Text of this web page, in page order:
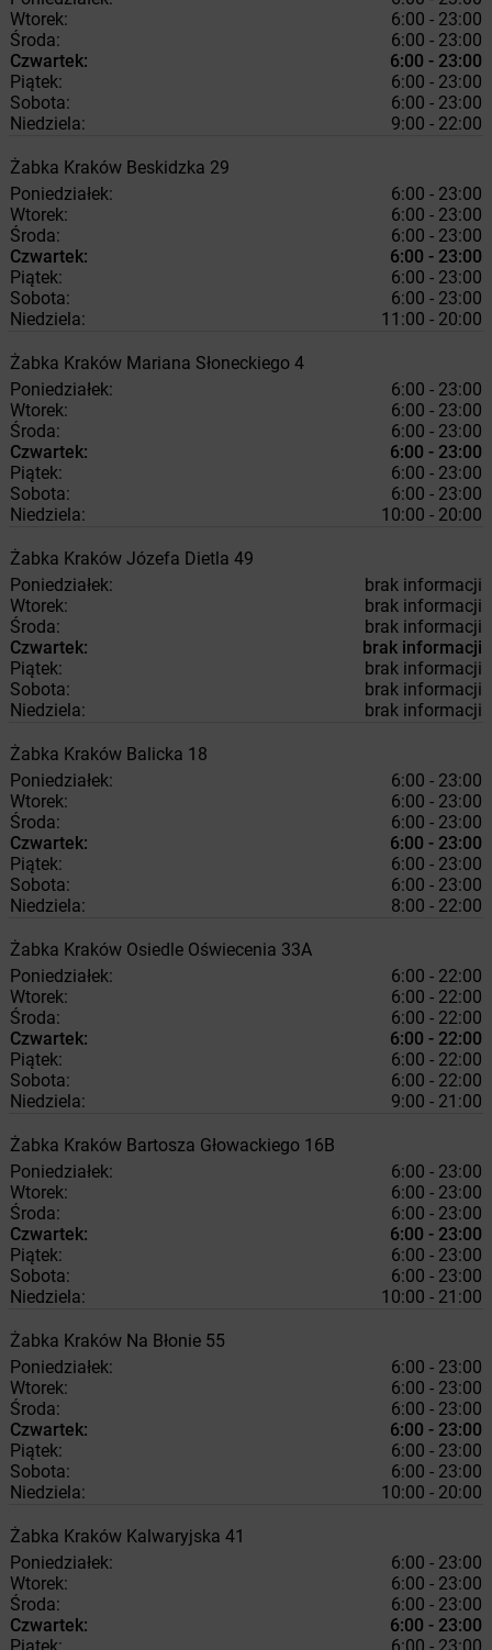
Wtorek:
6:00 - 23:00
Środa:
6:00 - 23:00
Czwartek:
6:00 - 23:00
Piątek:
6:00 - 23:00
Sobota:
6:00 - 23:00
Niedziela:
9:00 - 22:00
Żabka Kraków Beskidzka 29
Poniedziałek:
6:00 - 23:00
Wtorek:
6:00 - 23:00
Środa:
6:00 - 23:00
Czwartek:
6:00 - 23:00
Piątek:
6:00 - 23:00
Sobota:
6:00 - 23:00
Niedziela:
11:00 - 20:00
Żabka Kraków Mariana Słoneckiego 4
Poniedziałek:
6:00 - 23:00
Wtorek:
6:00 - 23:00
Środa:
6:00 - 23:00
Czwartek:
6:00 - 23:00
Piątek:
6:00 - 23:00
Sobota:
6:00 - 23:00
Niedziela:
10:00 - 20:00
Żabka Kraków Józefa Dietla 49
Poniedziałek:
brak informacji
Wtorek:
brak informacji
Środa:
brak informacji
Czwartek:
brak informacji
Piątek:
brak informacji
Sobota:
brak informacji
Niedziela:
brak informacji
Żabka Kraków Balicka 18
Poniedziałek:
6:00 - 23:00
Wtorek:
6:00 - 23:00
Środa:
6:00 - 23:00
Czwartek:
6:00 - 23:00
Piątek:
6:00 - 23:00
Sobota:
6:00 - 23:00
Niedziela:
8:00 - 22:00
Żabka Kraków Osiedle Oświecenia 33A
Poniedziałek:
6:00 - 22:00
Wtorek:
6:00 - 22:00
Środa:
6:00 - 22:00
Czwartek:
6:00 - 22:00
Piątek:
6:00 - 22:00
Sobota:
6:00 - 22:00
Niedziela:
9:00 - 21:00
Żabka Kraków Bartosza Głowackiego 16B
Poniedziałek:
6:00 - 23:00
Wtorek:
6:00 - 23:00
Środa:
6:00 - 23:00
Czwartek:
6:00 - 23:00
Piątek:
6:00 - 23:00
Sobota:
6:00 - 23:00
Niedziela:
10:00 - 21:00
Żabka Kraków Na Błonie 55
Poniedziałek:
6:00 - 23:00
Wtorek:
6:00 - 23:00
Środa:
6:00 - 23:00
Czwartek:
6:00 - 23:00
Piątek:
6:00 - 23:00
Sobota:
6:00 - 23:00
Niedziela:
10:00 - 20:00
Żabka Kraków Kalwaryjska 41
Poniedziałek:
6:00 - 23:00
Wtorek:
6:00 - 23:00
Środa:
6:00 - 23:00
Czwartek:
6:00 - 23:00